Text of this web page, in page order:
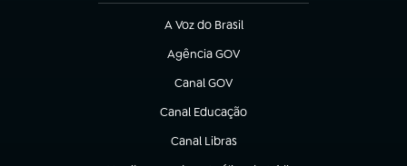
A Voz do Brasil
(abre em nova aba)
Agência GOV
(abre em nova aba)
Canal GOV
(abre em nova aba)
Canal Educação
(abre em nova aba)
Canal Libras
(abre em nova aba)